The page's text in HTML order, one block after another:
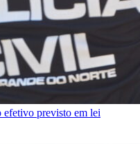
previsto em lei